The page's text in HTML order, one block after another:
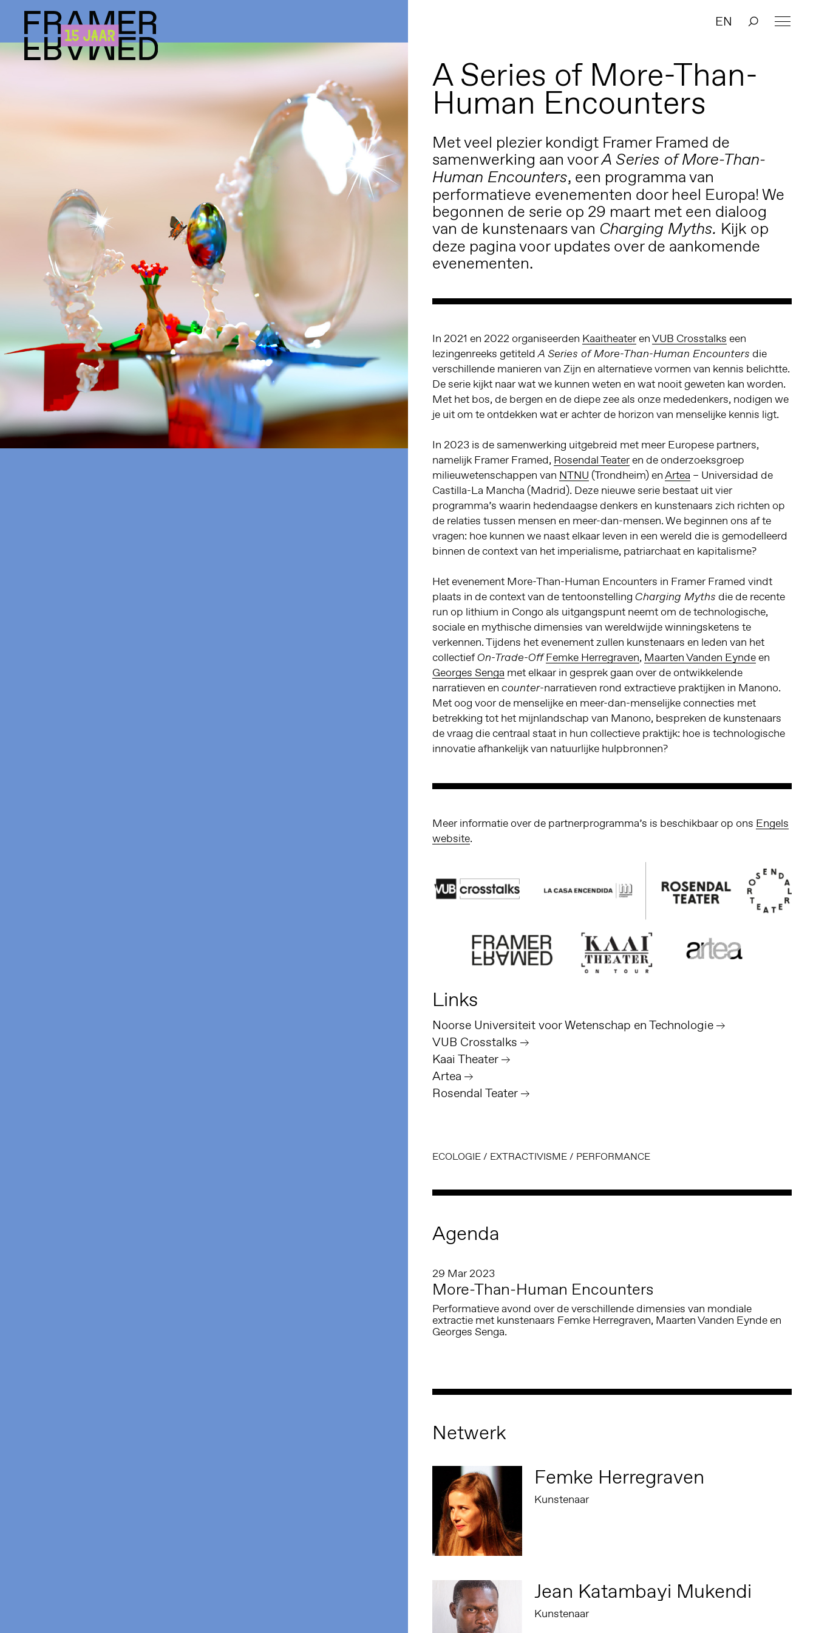
EN
A Series of More-Than-
Human Encounters
Met veel plezier kondigt Framer Framed de
samenwerking aan voorA Series of More-Than-
Human Encounters, een programma van
performatieve evenementen door heel Europa! We
begonnen de serie op 29 maart met een dialoog
van de kunstenaars van Charging Myths. Kijk op
deze pagina voor updates over de aankomende
evenementen.
In 2021 en 2022 organiseerden KaaitheaterenVUB Crosstalks een
lezingenreeks getiteldA Series of More-Than-Human Encounters die
verschillende manieren van Zijn en alternatieve vormen van kennis belichtte.
De serie kijkt naar wat we kunnen weten en wat nooit geweten kan worden.
Met het bos, de bergen en de diepe zee als onze mededenkers, nodigen we
je uit om te ontdekken wat er achter de horizon van menselijke kennis ligt.
In 2023 is de samenwerking uitgebreid met meer Europese partners,
namelijk Framer Framed, Rosendal Teateren de onderzoeksgroep
milieuwetenschappen van NTNU (Trondheim) enArtea – Universidad de
Castilla-La Mancha (Madrid). Deze nieuwe serie bestaat uit vier
programma’s waarin hedendaagse denkers en kunstenaars zich richten op
de relaties tussen mensen en meer-dan-mensen. We beginnen ons af te
vragen: hoe kunnen we naast elkaar leven in een wereld die is gemodelleerd
binnen de context van het imperialisme, patriarchaat en kapitalisme?
Het evenement More-Than-Human Encounters in Framer Framed vindt
plaats in de context van de tentoonstelling Charging Myths die de recente
run op lithium in Congo als uitgangspunt neemt om de technologische,
sociale en mythische dimensies van wereldwijde winningsketens te
verkennen. Tijdens het evenement zullen kunstenaars en leden van het
collectiefOn-Trade-Off Femke Herregraven, Maarten Vanden Eynde en
Georges Senga met elkaar in gesprek gaan over de ontwikkelende
narratieven en counter-narratieven rond extractieve praktijken in Manono.
Met oog voor de menselijke en meer-dan-menselijke connecties met
betrekking tot het mijnlandschap van Manono, bespreken de kunstenaars
de vraag die centraal staat in hun collectieve praktijk: hoe is technologische
innovatie afhankelijk van natuurlijke hulpbronnen?
Meer informatie over de partnerprogramma’s is beschikbaar op ons Engels
website.
Links
Noorse Universiteit voor Wetenschap en Technologie
VUB Crosstalks
Kaai Theater
Artea
Rosendal Teater
ECOLOGIE/ EXTRACTIVISME/ PERFORMANCE
Agenda
29 Mar 2023
More-Than-Human Encounters
Performatieve avond over de verschillende dimensies van mondiale
extractie met kunstenaars Femke Herregraven, Maarten Vanden Eynde en
Georges Senga.
Netwerk
Femke Herregraven
Kunstenaar
Jean Katambayi Mukendi
Kunstenaar